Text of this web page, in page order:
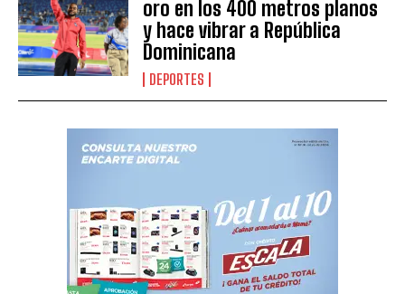
oro en los 400 metros planos
y hace vibrar a República
Dominicana
DEPORTES